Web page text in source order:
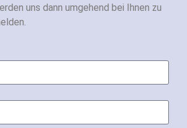
uns dann umgehend bei Ihnen zu